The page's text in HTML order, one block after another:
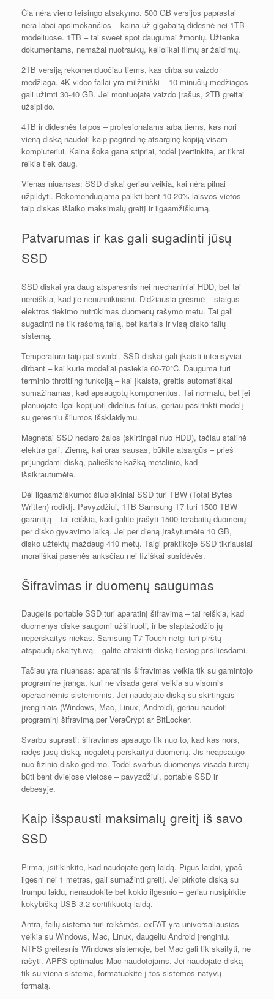
Čia nėra vieno teisingo atsakymo. 500 GB versijos paprastai
nėra labai apsimokančios – kaina už gigabaitą didesnė nei 1TB
modeliuose. 1TB – tai sweet spot daugumai žmonių. Užtenka
dokumentams, nemažai nuotraukų, keliolikai filmų ar žaidimų.
2TB versiją rekomenduočiau tiems, kas dirba su vaizdo
medžiaga. 4K video failai yra milžiniški – 10 minučių medžiagos
gali užimti 30-40 GB. Jei montuojate vaizdo įrašus, 2TB greitai
užsipildo.
4TB ir didesnės talpos – profesionalams arba tiems, kas nori
vieną diską naudoti kaip pagrindinę atsarginę kopiją visam
kompiuteriui. Kaina šoka gana stipriai, todėl įvertinkite, ar tikrai
reikia tiek daug.
Vienas niuansas: SSD diskai geriau veikia, kai nėra pilnai
užpildyti. Rekomenduojama palikti bent 10-20% laisvos vietos –
taip diskas išlaiko maksimalų greitį ir ilgaamžiškumą.
Patvarumas ir kas gali sugadinti jūsų
SSD
SSD diskai yra daug atsparesnis nei mechaniniai HDD, bet tai
nereiškia, kad jie nenunaikinami. Didžiausia grėsmė – staigus
elektros tiekimo nutrūkimas duomenų rašymo metu. Tai gali
sugadinti ne tik rašomą failą, bet kartais ir visą disko failų
sistemą.
Temperatūra taip pat svarbi. SSD diskai gali įkaisti intensyviai
dirbant – kai kurie modeliai pasiekia 60-70°C. Dauguma turi
terminio throttling funkciją – kai įkaista, greitis automatiškai
sumažinamas, kad apsaugotų komponentus. Tai normalu, bet jei
planuojate ilgai kopijuoti didelius failus, geriau pasirinkti modelį
su geresniu šilumos išsklaidymu.
Magnetai SSD nedaro žalos (skirtingai nuo HDD), tačiau statinė
elektra gali. Žiemą, kai oras sausas, būkite atsargūs – prieš
prijungdami diską, palieškite kažką metalinio, kad
išsikrautumėte.
Dėl ilgaamžiškumo: šiuolaikiniai SSD turi TBW (Total Bytes
Written) rodiklį. Pavyzdžiui, 1TB Samsung T7 turi 1500 TBW
garantiją – tai reiškia, kad galite įrašyti 1500 terabaitų duomenų
per disko gyvavimo laiką. Jei per dieną įrašytumėte 10 GB,
disko užtektų maždaug 410 metų. Taigi praktikoje SSD tikriausiai
morališkai pasenės anksčiau nei fiziškai susidėvės.
Šifravimas ir duomenų saugumas
Daugelis portable SSD turi aparatinį šifravimą – tai reiškia, kad
duomenys diske saugomi užšifruoti, ir be slaptažodžio jų
neperskaitys niekas. Samsung T7 Touch netgi turi pirštų
atspaudų skaitytuvą – galite atrakinti diską tiesiog prisiliesdami.
Tačiau yra niuansas: aparatinis šifravimas veikia tik su gamintojo
programine įranga, kuri ne visada gerai veikia su visomis
operacinėmis sistemomis. Jei naudojate diską su skirtingais
įrenginiais (Windows, Mac, Linux, Android), geriau naudoti
programinį šifravimą per VeraCrypt ar BitLocker.
Svarbu suprasti: šifravimas apsaugo tik nuo to, kad kas nors,
radęs jūsų diską, negalėtų perskaityti duomenų. Jis neapsaugo
nuo fizinio disko gedimo. Todėl svarbūs duomenys visada turėtų
būti bent dviejose vietose – pavyzdžiui, portable SSD ir
debesyje.
Kaip išspausti maksimalų greitį iš savo
SSD
Pirma, įsitikinkite, kad naudojate gerą laidą. Pigūs laidai, ypač
ilgesni nei 1 metras, gali sumažinti greitį. Jei pirkote diską su
trumpu laidu, nenaudokite bet kokio ilgesnio – geriau nusipirkite
kokybišką USB 3.2 sertifikuotą laidą.
Antra, failų sistema turi reikšmės. exFAT yra universaliausias –
veikia su Windows, Mac, Linux, daugeliu Android įrenginių.
NTFS greitesnis Windows sistemoje, bet Mac gali tik skaityti, ne
rašyti. APFS optimalus Mac naudotojams. Jei naudojate diską
tik su viena sistema, formatuokite į tos sistemos natyvų
formatą.